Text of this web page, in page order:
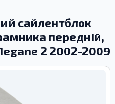
сайлентблок
передній,
2 2002-2009